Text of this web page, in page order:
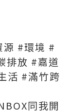
#環境 #
排放 #嘉道
活 #滿竹跨
同我開